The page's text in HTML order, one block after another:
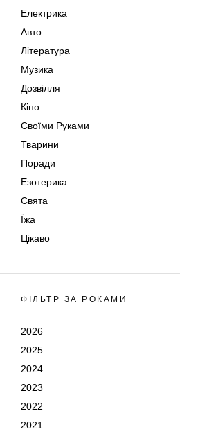
Електрика
Авто
Література
Музика
Дозвілля
Кіно
Своїми Руками
Тварини
Поради
Езотерика
Свята
Їжа
Цікаво
ФІЛЬТР ЗА РОКАМИ
2026
2025
2024
2023
2022
2021